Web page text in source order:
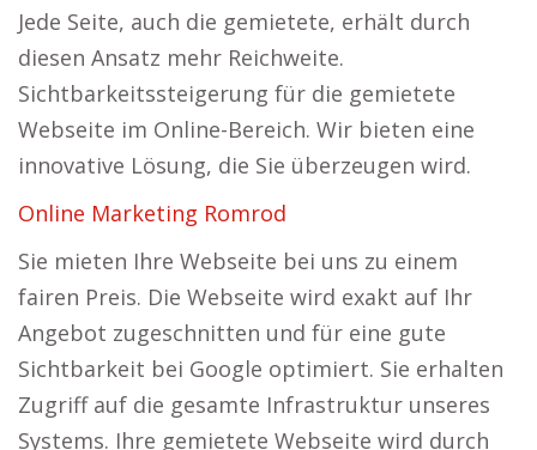
Jede Seite, auch die gemietete, erhält durch
diesen Ansatz mehr Reichweite.
Sichtbarkeitssteigerung für die gemietete
Webseite im Online-Bereich. Wir bieten eine
innovative Lösung, die Sie überzeugen wird.
Online Marketing Romrod
Sie mieten Ihre Webseite bei uns zu einem
fairen Preis. Die Webseite wird exakt auf Ihr
Angebot zugeschnitten und für eine gute
Sichtbarkeit bei Google optimiert. Sie erhalten
Zugriff auf die gesamte Infrastruktur unseres
Systems. Ihre gemietete Webseite wird durch